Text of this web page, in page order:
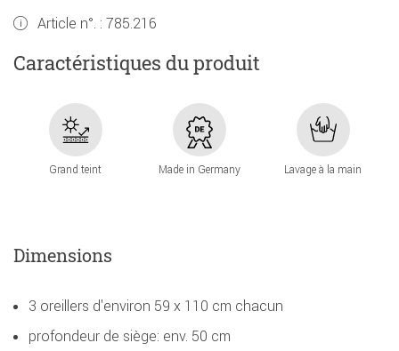
Article n°. : 785.216
Caractéristiques du produit
Grand teint Made in Germany Lavage à la main
Dimensions
3 oreillers d'environ 59 x 110 cm chacun
profondeur de siège: env. 50 cm